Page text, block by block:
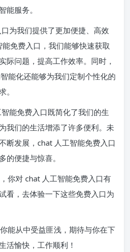
能服务。
为我们提供了更加便捷、高效
免费入口，我们能够快速获取
际问题，提高工作效率。同时，
能化还能够为我们定制个性化的
。
能免费入口既简化了我们的生
我们的生活增添了许多便利。未
断发展，chat 人工智能免费入口
的便捷与惊喜。
你对 chat 人工智能免费入口有
看，去体验一下这些免费入口为
能从中受益匪浅，期待与你在下
活愉快，工作顺利！